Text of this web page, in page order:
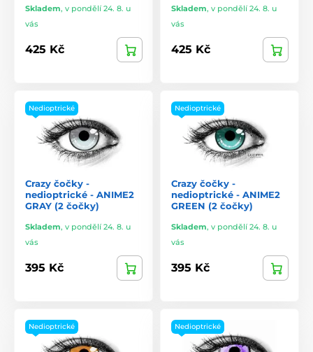
Skladem, v pondělí 24. 8. u
vás
425 Kč
Skladem, v pondělí 24. 8. u
vás
425 Kč
Nedioptrické
Crazy čočky -
nedioptrické - ANIME2
GRAY (2 čočky)
Skladem, v pondělí 24. 8. u
vás
395 Kč
Nedioptrické
Crazy čočky -
nedioptrické - ANIME2
GREEN (2 čočky)
Skladem, v pondělí 24. 8. u
vás
395 Kč
Nedioptrické Nedioptrické